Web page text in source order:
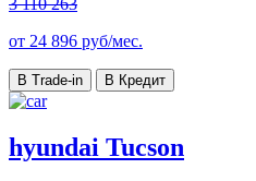
3 110 263
от 24 896 руб/мес.
В Trade-in В Кредит
hyundai Tucson